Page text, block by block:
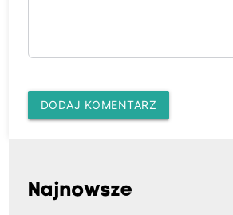
DODAJ KOMENTARZ
Najnowsze